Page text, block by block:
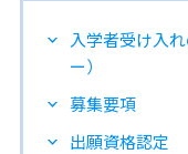
入学者受け入
ー）
募集要項
出願資格認定